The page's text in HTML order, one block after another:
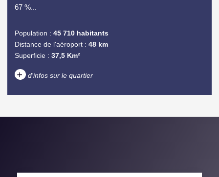
67 %...
Population : 45 710 habitants
Distance de l'aéroport : 48 km
Superficie : 37,5 Km²
+ d'infos sur le quartier